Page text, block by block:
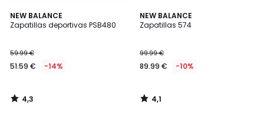
NEW BALANCE
Zapatillas deportivas PSB480
59.99 €
51.59 € -14%
4,3
/ 5
4,3
/
NEW BALANCE
Zapatillas 574
99.99 €
89.99 € -10%
4,1
/ 5
4,1
/